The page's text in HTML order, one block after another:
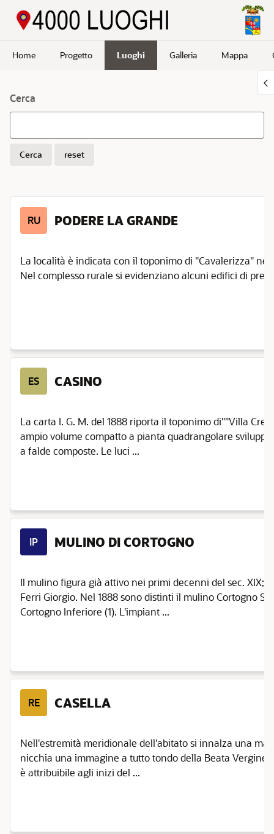
Home Progetto Luoghi Galleria Mappa
Cerca
Cerca reset
RU PODERE LA GRANDE
La località è indicata con il toponimo di "Cavalerizza" nel
Nel complesso rurale si evidenziano alcuni edifici di
ES CASINO
La carta I. G. M. del 1888 riporta il toponimo di""Villa
ampio volume compatto a pianta quadrangolare
a falde composte. Le luci ...
IP MULINO DI CORTOGNO
Il mulino figura già attivo nei primi decenni del sec. XIX;
Ferri Giorgio. Nel 1888 sono distinti il mulino Cortogno
Cortogno Inferiore (1). L'impiant ...
RE CASELLA
Nell'estremità meridionale dell'abitato si innalza una
nicchia una immagine a tutto tondo della Beata Vergine
è attribuibile agli inizi del ...